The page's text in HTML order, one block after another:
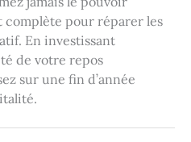
complète pour réparer les
En investissant
de votre repos
sur une fin d’année